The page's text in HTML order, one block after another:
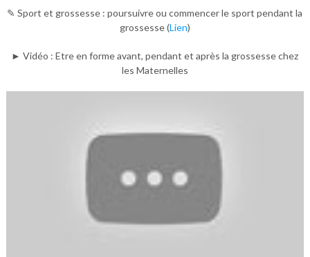
✎ Sport et grossesse : poursuivre ou commencer le sport pendant la
grossesse (Lien)
► Vidéo : Etre en forme avant, pendant et après la grossesse chez
les Maternelles